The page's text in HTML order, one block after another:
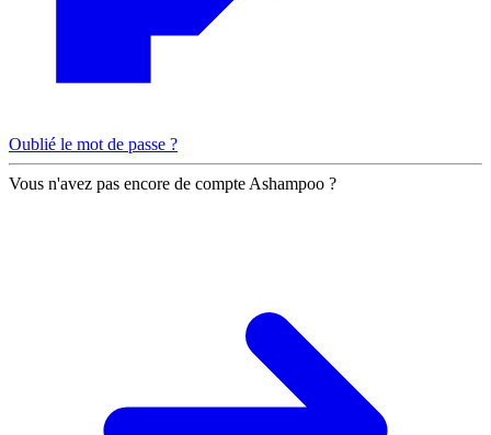
Oublié le mot de passe ?
Vous n'avez pas encore de compte Ashampoo ?